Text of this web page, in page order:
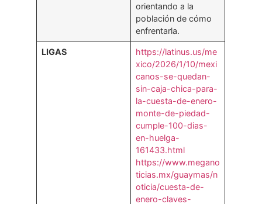
orientando a la
población de cómo
enfrentarla.
LIGAS
https://latinus.us/me
xico/2026/1/10/mexi
canos-se-quedan-
sin-caja-chica-para-
la-cuesta-de-enero-
monte-de-piedad-
cumple-100-dias-
en-huelga-
161433.html
https://www.megano
ticias.mx/guaymas/n
oticia/cuesta-de-
enero-claves-